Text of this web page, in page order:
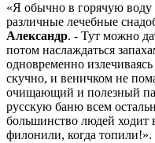
«Я обычно в горячую воду
различные лечебные
Александр. - Тут можно
потом наслаждаться
одновременно
скучно, и веничком не
очищающий и полезный
русскую баню всем
большинство людей ходит
филонили, когда топили!».